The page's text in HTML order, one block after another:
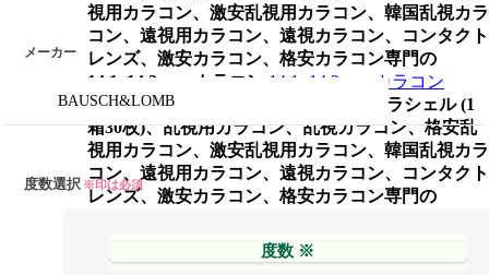
視用カラコン、激安乱視用カラコン、韓国乱視カラ
コン、遠視用カラコン、遠視カラコン、コンタクト
レンズ、激安カラコン、格安カラコン専門の
14.1~14.2 mm カラコン
14.1~14.2 mm カラコン
[1 Day/ミルミナス グレー] ボシュロム ラシェル (1
箱30枚)、乱視用カラコン、乱視カラコン、格安乱
視用カラコン、激安乱視用カラコン、韓国乱視カラ
コン、遠視用カラコン、遠視カラコン、コンタクト
レンズ、激安カラコン、格安カラコン専門の
[1 Day/ミルミナス グレー] ボシュロム ラシェル (1
箱30枚)、乱視用カラコン、乱視カラコン、格安乱
メーカー
BAUSCH&LOMB
度数選択 ※印は必須
度数 ※